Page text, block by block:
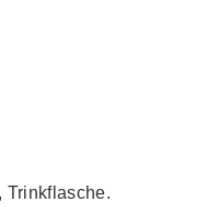
Trinkflasche.